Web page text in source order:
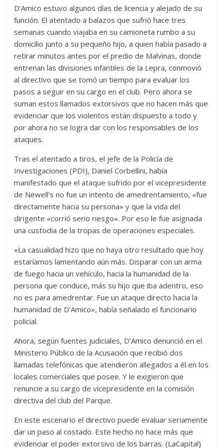
D’Amico estuvo algunos días de licencia y alejado de su
función. El atentado a balazos que sufrió hace tres
semanas cuando viajaba en su camioneta rumbo a su
domicilio junto a su pequeño hijo, a quien había pasado a
retirar minutos antes por el predio de Malvinas, donde
entrenan las divisiones infantiles de la Lepra, conmovió
al directivo que se tomó un tiempo para evaluar los
pasos a seguir en su cargo en el club. Pero ahora se
suman estos llamados extorsivos que no hacen más que
evidenciar que los violentos están dispuesto a todo y
por ahora no se logra dar con los responsables de los
ataques.
Tras el atentado a tiros, el jefe de la Policía de
Investigaciones (PDI), Daniel Corbellini, había
manifestado que el ataque sufrido por el vicepresidente
de Newell’s no fue un intento de amedrentamiento, «fue
directamente hacia su persona» y que la vida del
dirigente «corrió serio riesgo». Por eso le fue asignada
una custodia de la tropas de operaciones especiales.
«La casualidad hizo que no haya otro resultado que hoy
estaríamos lamentando aún más. Disparar con un arma
de fuego hacia un vehículo, hacia la humanidad de la
persona que conduce, más su hijo que iba adentro, eso
no es para amedrentar. Fue un ataque directo hacia la
humanidad de D’Amico», había señalado el funcionario
policial.
Ahora, según fuentes judiciales, D’Amico denunció en el
Ministerio Público de la Acusación que recibió dos
llamadas telefónicas que atendieron allegados a él en los
locales comerciales que posee. Y le exigieron que
renuncie a su cargo de vicepresidente en la comisión
directiva del club del Parque.
En este escenario el directivo puede evaluar seriamente
dar un paso al costado. Este hecho no hace más que
evidenciar el poder extorsivo de los barras. (LaCapital)